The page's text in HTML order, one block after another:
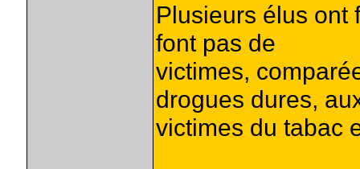
Plusieurs élus ont
font pas de
victimes,
drogues dures,
victimes du tabac